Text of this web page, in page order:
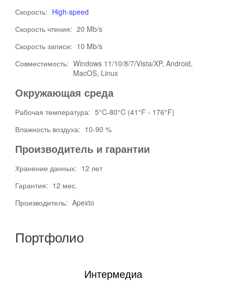
Скорость: High-speed
Скорость чтения: 20 Mb/s
Скорость записи: 10 Mb/s
Совместимость: Windows 11/10/8/7/Vista/XP, Android,
MacOS, Linux
Окружающая среда
Рабочая температура: 5°C-80°C (41°F - 176°F)
Влажность воздуха: 10-90 %
Производитель и гарантии
Хранение данных: 12 лет
Гарантия: 12 мес.
Производитель: Apexto
Портфолио
Интермедиа